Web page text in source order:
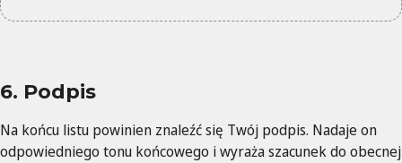
6. Podpis
Na końcu listu powinien znaleźć się Twój podpis. Nadaje on
odpowiedniego tonu końcowego i wyraża szacunek do obecnej